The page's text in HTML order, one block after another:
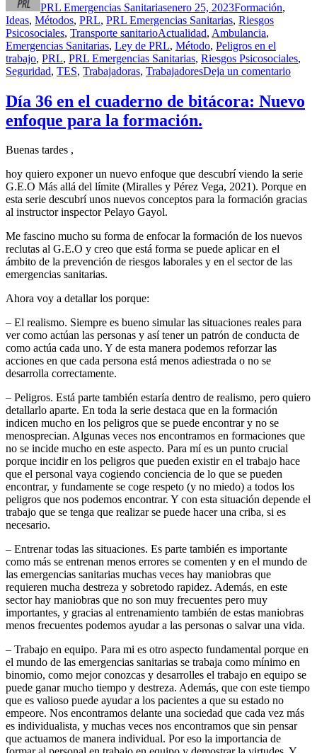
PRL Emergencias Sanitariasenero 25, 2023Formación,
Ideas, Métodos, PRL, PRL Emergencias Sanitarias, Riesgos
Psicosociales, Transporte sanitarioEtiquetas
Actualidad, Ambulancia,
Emergencias Sanitarias, Ley de PRL, Método, Peligros en el
trabajo, PRL, PRL Emergencias Sanitarias, Riesgos Psicosociales,
Seguridad, TES, Trabajadoras, TrabajadoresDeja un comentarioen
en
para
en
Día 36 en el cuaderno de bitácora: Nuevo
enfoque para la formación.
Buenas tardes ,
hoy quiero exponer un nuevo enfoque que descubrí viendo la serie
G.E.O Más allá del límite (Miralles y Pérez Vega, 2021). Porque en
esta serie descubrí unos nuevos conceptos para la formación gracias
al instructor inspector Pelayo Gayol.
Me fascino mucho su forma de enfocar la formación de los nuevos
reclutas al G.E.O y creo que está forma se puede aplicar en el
ámbito de la prevención de riesgos laborales y en el sector de las
emergencias sanitarias.
Ahora voy a detallar los porque:
– El realismo. Siempre es bueno simular las situaciones reales para
ver como actúan las personas y así tener un patrón de conducta de
como actúa cada uno. Y de esta manera podemos reforzar las
acciones en que cada persona está menos adiestrada o no se
desarrolla correctamente.
– Peligros. Está parte también estaría dentro de realismo, pero quiero
detallarlo aparte. En toda la serie destaca que en la formación
indicen mucho en los peligros que se puede encontrar y no se
menosprecian. Algunas veces nos encontramos en formaciones que
no se incide mucho en este aspecto. Para mí es un punto crucial
porque incidir en los peligros que pueden existir en el trabajo hace
que el personal vaya cogiendo conciencia de lo que se pueden
encontrar, y fundamente se coge respeto (y no miedo) a todos los
peligros que nos podemos encontrar. Y con esta situación depende el
trabajo que se tenga que realizar se puede hacer una criba, si es
necesario.
– Entrenar todas las situaciones. Es parte también es importante
como más se entrenan menos errores se comenten y en el mundo de
las emergencias sanitarias muchas veces hay maniobras que
requieren mucha destreza y sobretodo rapidez. Además, en este
sector hay maniobras que no son muy frecuentes pero muy
importantes, y gracias al entrenamiento también de estas maniobras
menos frecuentes podemos ayudar a las personas o salvar una vida.
– Trabajo en equipo. Para mi es otro aspecto fundamental porque en
el mundo de las emergencias sanitarias se trabaja como mínimo en
binomio, como mejor conozcas y desarrolles el trabajo en equipo se
puede ganar mucho tiempo y destreza. Además, que con este tiempo
que es valioso puede ayudar a los pacientes a que su estado no
empeore. Nos encontramos delante una sociedad que cada vez más
es individualista, y muchas veces nos encontramos que sin pensar
que actuamos de manera individual. Por eso la importancia de